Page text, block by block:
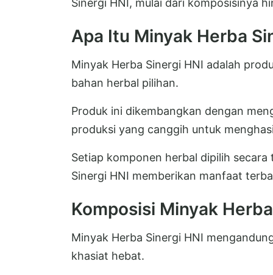
Apa Itu Minyak Herba
Minyak Herba Sinergi HNI adalah
bahan herbal pilihan.
Produk ini dikembangkan dengan
produksi yang canggih untuk
Setiap komponen herbal dipilih
Sinergi HNI memberikan manfaat
Komposisi Minyak
Minyak Herba Sinergi HNI
khasiat hebat.